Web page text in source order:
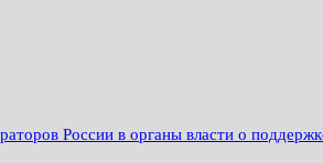
России в органы власти о